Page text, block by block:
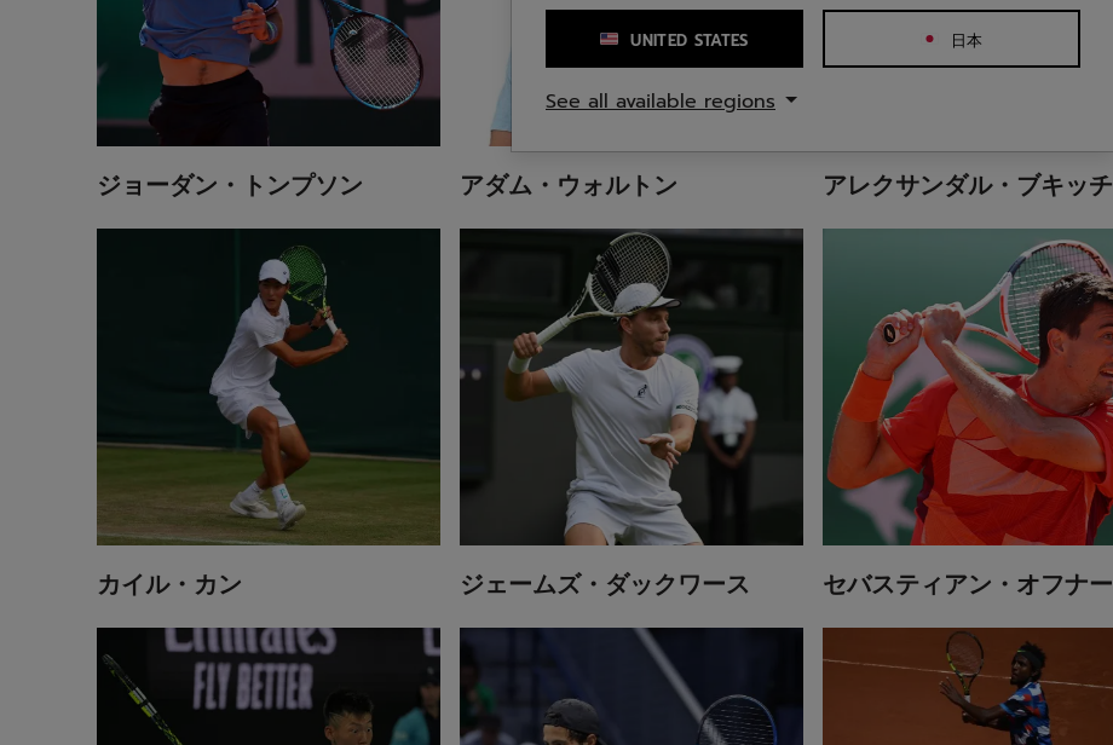
ジョーダン・トンプソン アダム・ウォルトン アレクサンダル・ブキッチ
カイル・カン ジェームズ・ダックワース セバスティアン・オフナー
UNITED STATES 日本
See all available regions